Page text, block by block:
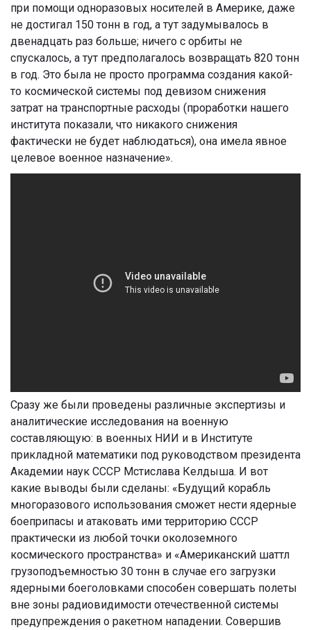
при помощи одноразовых носителей в Америке, даже
не достигал 150 тонн в год, а тут задумывалось в
двенадцать раз больше; ничего с орбиты не
спускалось, а тут предполагалось возвращать 820 тонн
в год. Это была не просто программа создания какой-
то космической системы под девизом снижения
затрат на транспортные расходы (проработки нашего
института показали, что никакого снижения
фактически не будет наблюдаться), она имела явное
целевое военное назначение».
Сразу же были проведены различные экспертизы и
аналитические исследования на военную
составляющую: в военных НИИ и в Институте
прикладной математики под руководством президента
Академии наук СССР Мстислава Келдыша. И вот
какие выводы были сделаны: «Будущий корабль
многоразового использования сможет нести ядерные
боеприпасы и атаковать ими территорию СССР
практически из любой точки околоземного
космического пространства» и «Американский шаттл
грузоподъемностью 30 тонн в случае его загрузки
ядерными боеголовками способен совершать полеты
вне зоны радиовидимости отечественной системы
предупреждения о ракетном нападении. Совершив